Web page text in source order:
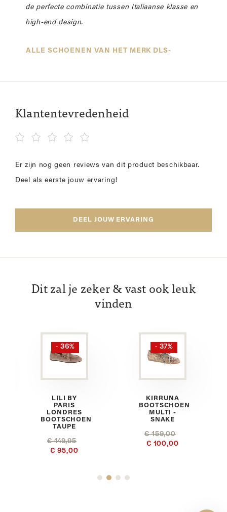
de perfecte combinatie tussen Italiaanse klasse en
high-end design.
ALLE SCHOENEN VAN HET MERK DLS-
Klantentevredenheid
Er zijn nog geen reviews van dit product beschikbaar.
Deel als eerste jouw ervaring!
DEEL JOUW ERVARING
Dit zal je zeker & vast ook leuk
vinden
- 36%
LILI BY
PARIS
LONDRES
BOOTSCHOEN
TAUPE
€ 149,95
€ 95,00
- 37%
KIRRUNA
BOOTSCHOEN
MULTI -
SNAKE
€ 159,00
€ 100,00